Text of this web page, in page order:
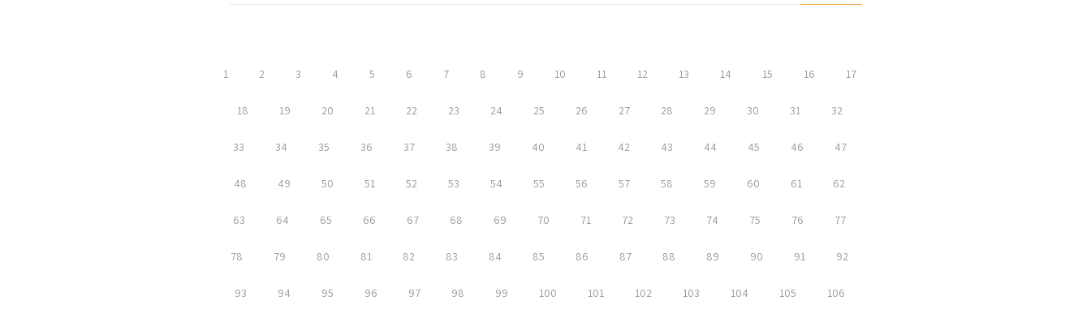
1 2 3 4 5 6 7 8 9 10 11 12 13 14 15 16 17
18 19 20 21 22 23 24 25 26 27 28 29 30 31 32
33 34 35 36 37 38 39 40 41 42 43 44 45 46 47
48 49 50 51 52 53 54 55 56 57 58 59 60 61 62
63 64 65 66 67 68 69 70 71 72 73 74 75 76 77
78 79 80 81 82 83 84 85 86 87 88 89 90 91 92
93 94 95 96 97 98 99 100 101 102 103 104 105 106